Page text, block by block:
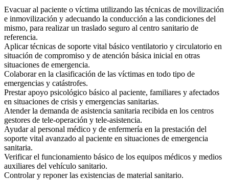
Evacuar al paciente o víctima utilizando las técnicas de movilización
e inmovilización y adecuando la conducción a las condiciones del
mismo, para realizar un traslado seguro al centro sanitario de
referencia.
Aplicar técnicas de soporte vital básico ventilatorio y circulatorio en
situación de compromiso y de atención básica inicial en otras
situaciones de emergencia.
Colaborar en la clasificación de las víctimas en todo tipo de
emergencias y catástrofes.
Prestar apoyo psicológico básico al paciente, familiares y afectados
en situaciones de crisis y emergencias sanitarias.
Atender la demanda de asistencia sanitaria recibida en los centros
gestores de tele-operación y tele-asistencia.
Ayudar al personal médico y de enfermería en la prestación del
soporte vital avanzado al paciente en situaciones de emergencia
sanitaria.
Verificar el funcionamiento básico de los equipos médicos y medios
auxiliares del vehículo sanitario.
Controlar y reponer las existencias de material sanitario.